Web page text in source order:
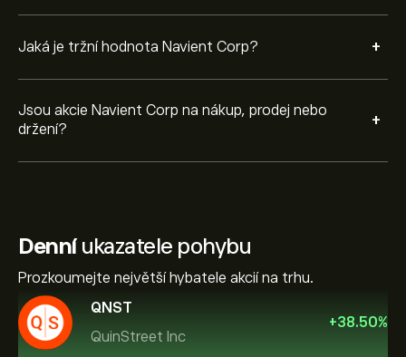
Jaká je tržní hodnota Navient Corp? +
Jsou akcie Navient Corp na nákup, prodej nebo
držení?
+
Denníukazatele pohybu
Prozkoumejte největší hybatele akcií na trhu.
QNST
QuinStreet Inc
+38.50%